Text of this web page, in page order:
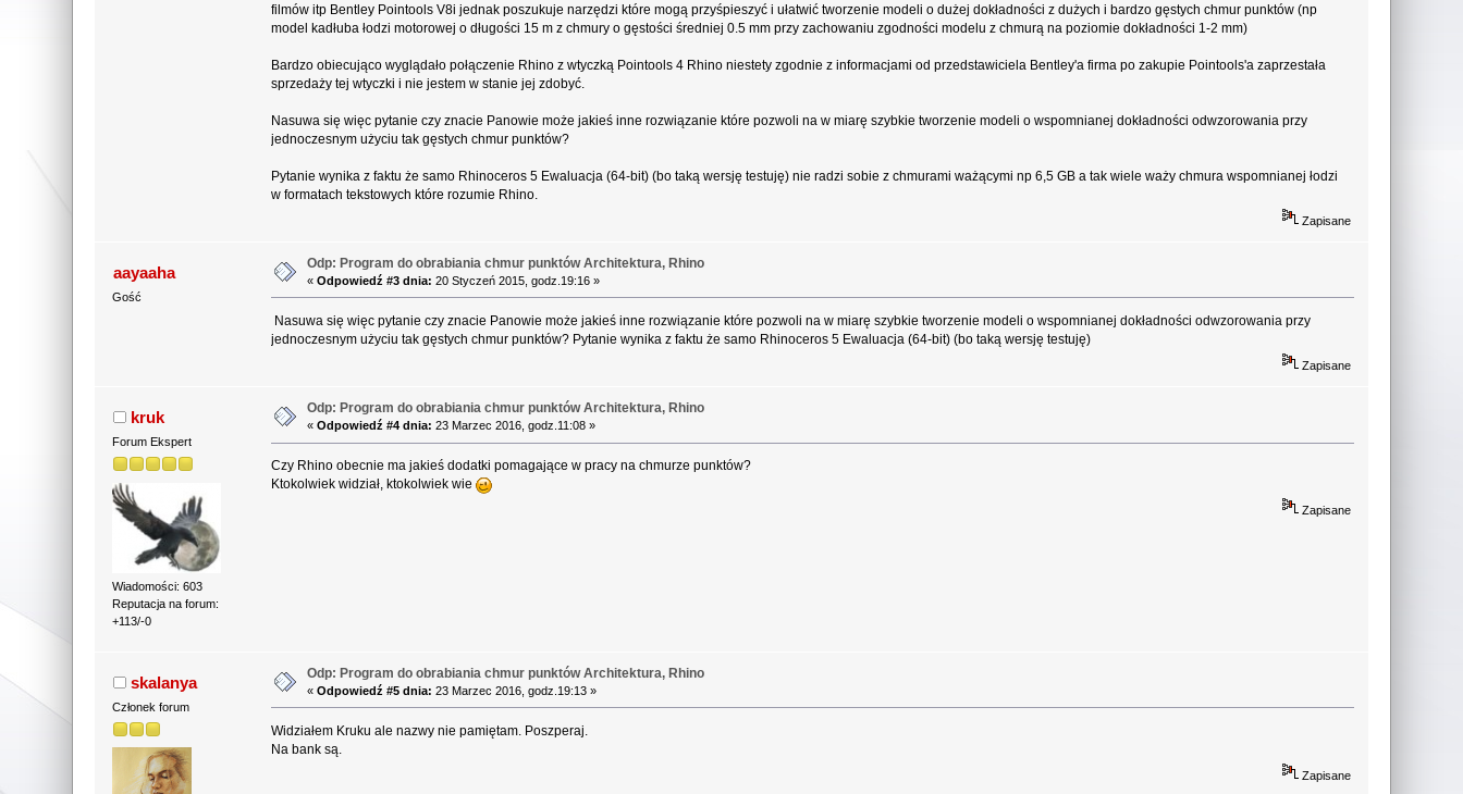
filmów itp Bentley Pointools V8i jednak poszukuje narzędzi które mogą przyśpieszyć i ułatwić tworzenie modeli o dużej dokładności z dużych i bardzo gęstych chmur punktów (np
model kadłuba łodzi motorowej o długości 15 m z chmury o gęstości średniej 0.5 mm przy zachowaniu zgodności modelu z chmurą na poziomie dokładności 1-2 mm)
Bardzo obiecująco wyglądało połączenie Rhino z wtyczką Pointools 4 Rhino niestety zgodnie z informacjami od przedstawiciela Bentley'a firma po zakupie Pointools'a zaprzestała
sprzedaży tej wtyczki i nie jestem w stanie jej zdobyć.
Nasuwa się więc pytanie czy znacie Panowie może jakieś inne rozwiązanie które pozwoli na w miarę szybkie tworzenie modeli o wspomnianej dokładności odwzorowania przy
jednoczesnym użyciu tak gęstych chmur punktów?
Pytanie wynika z faktu że samo Rhinoceros 5 Ewaluacja (64-bit) (bo taką wersję testuję) nie radzi sobie z chmurami ważącymi np 6,5 GB a tak wiele waży chmura wspomnianej łodzi
w formatach tekstowych które rozumie Rhino.
Zapisane
aayaaha
Gość
Odp: Program do obrabiania chmur punktów Architektura, Rhino
« Odpowiedź #3 dnia: 20 Styczeń 2015, godz.19:16 »
Nasuwa się więc pytanie czy znacie Panowie może jakieś inne rozwiązanie które pozwoli na w miarę szybkie tworzenie modeli o wspomnianej dokładności odwzorowania przy
jednoczesnym użyciu tak gęstych chmur punktów? Pytanie wynika z faktu że samo Rhinoceros 5 Ewaluacja (64-bit) (bo taką wersję testuję)
Zapisane
kruk
Forum Ekspert
Wiadomości: 603
Reputacja na forum:
+113/-0
Odp: Program do obrabiania chmur punktów Architektura, Rhino
« Odpowiedź #4 dnia: 23 Marzec 2016, godz.11:08 »
Czy Rhino obecnie ma jakieś dodatki pomagające w pracy na chmurze punktów?
Ktokolwiek widział, ktokolwiek wie
Zapisane
skalanya
Członek forum
Odp: Program do obrabiania chmur punktów Architektura, Rhino
« Odpowiedź #5 dnia: 23 Marzec 2016, godz.19:13 »
Widziałem Kruku ale nazwy nie pamiętam. Poszperaj.
Na bank są.
Zapisane